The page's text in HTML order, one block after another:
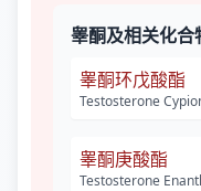
睾酮及相关化合
睾酮环戊酸酯
Testosterone
睾酮庚酸酯
Testosterone